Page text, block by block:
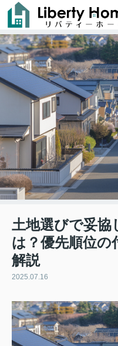
土地選びで妥協
は？優先順位の
解説
2025.07.16